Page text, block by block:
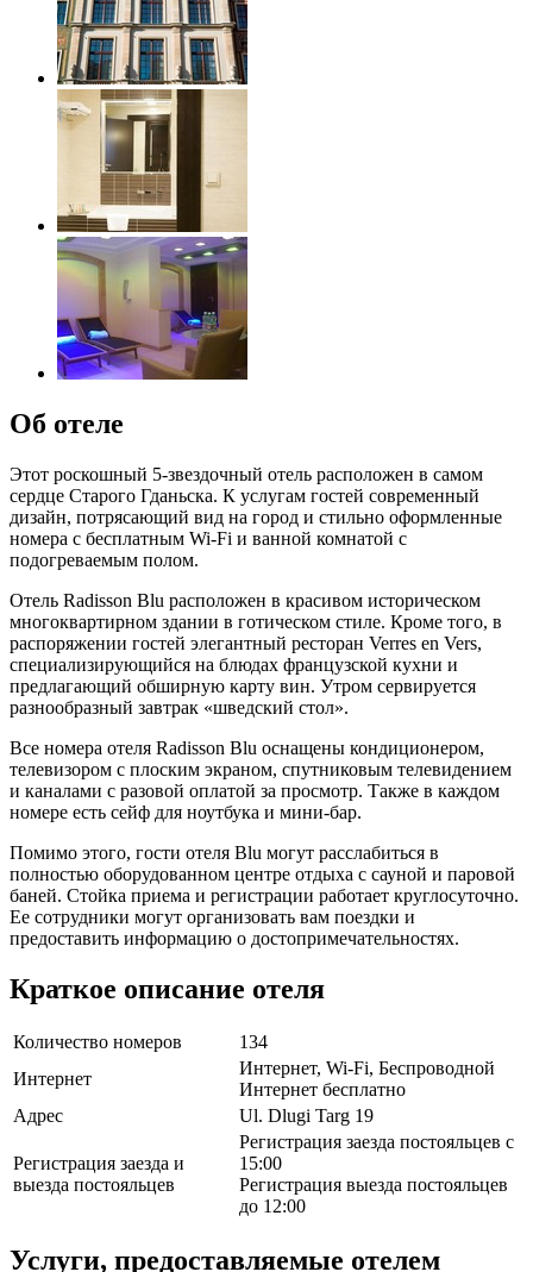
Об отеле
Этот роскошный 5-звездочный отель расположен в самом
сердце Старого Гданьска. К услугам гостей современный
дизайн, потрясающий вид на город и стильно оформленные
номера с бесплатным Wi-Fi и ванной комнатой с
подогреваемым полом.
Отель Radisson Blu расположен в красивом историческом
многоквартирном здании в готическом стиле. Кроме того, в
распоряжении гостей элегантный ресторан Verres en Vers,
специализирующийся на блюдах французской кухни и
предлагающий обширную карту вин. Утром сервируется
разнообразный завтрак «шведский стол».
Все номера отеля Radisson Blu оснащены кондиционером,
телевизором с плоским экраном, спутниковым телевидением
и каналами с разовой оплатой за просмотр. Также в каждом
номере есть сейф для ноутбука и мини-бар.
Помимо этого, гости отеля Blu могут расслабиться в
полностью оборудованном центре отдыха с сауной и паровой
баней. Стойка приема и регистрации работает круглосуточно.
Ее сотрудники могут организовать вам поездки и
предоставить информацию о достопримечательностях.
Краткое описание отеля
Количество номеров
134
Интернет
Интернет, Wi-Fi, Беспроводной
Интернет бесплатно
Адрес
Ul. Dlugi Targ 19
Регистрация заезда и
выезда постояльцев
Регистрация заезда постояльцев с
15:00
Регистрация выезда постояльцев
до 12:00
Услуги, предоставляемые отелем